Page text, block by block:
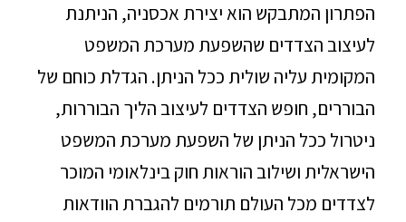
הפתרון המתבקש הוא יצירת אכסניה, הניתנת
לעיצוב הצדדים שהשפעת מערכת המשפט
המקומית עליה שולית ככל הניתן. הגדלת כוחם של
הבוררים, חופש הצדדים לעיצוב הליך הבוררות,
ניטרול ככל הניתן של השפעת מערכת המשפט
הישראלית ושילוב הוראות חוק בינלאומי המוכר
לצדדים מכל העולם תורמים להגברת הוודאות